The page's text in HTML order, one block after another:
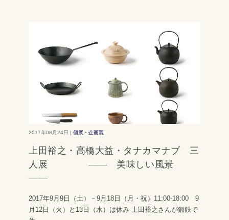
2017年08月24日 | 個展・企画展
上田裕之・高橋大益・タナカマナブ 三
人展 ―― 美味しい風景
――
2017年9月9日（土）－9月18日（月・祝）11:00-18:00 9
月12日（火）と13日（水）は休み 上田裕之さんが鍛鉄で